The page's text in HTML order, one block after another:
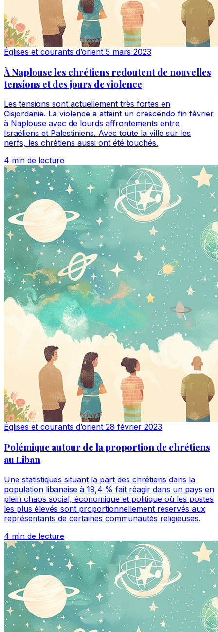
Églises et courants d’orient 5 mars 2023
À Naplouse les chrétiens redoutent de nouvelles
tensions et des jours de violence
Les tensions sont actuellement très fortes en
Cisjordanie. La violence a atteint un crescendo fin février
à Naplouse avec de lourds affrontements entre
Israéliens et Palestiniens. Avec toute la ville sur les
nerfs, les chrétiens aussi ont été touchés.
4 min de lecture
Églises et courants d’orient 28 février 2023
Polémique autour de la proportion de chrétiens
au Liban
Une statistiques situant la part des chrétiens dans la
population libanaise à 19,4 % fait réagir dans un pays en
plein chaos social, économique et politique où les postes
les plus élevés sont proportionnellement réservés aux
représentants de certaines communautés religieuses.
4 min de lecture